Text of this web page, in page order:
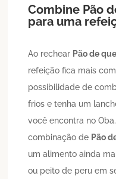
Combine Pão
para uma
Ao rechear Pão de
refeição fica mais
possibilidade de
frios e tenha um
você encontra no
combinação de Pão
um alimento ainda
ou peito de peru em